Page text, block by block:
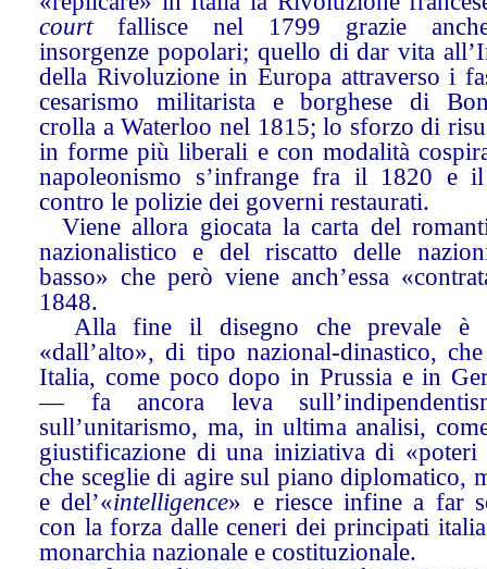
courtfallisce nel 1799 grazie
insorgenze popolari; quello di dar vita
della Rivoluzione in Europa attraverso i
cesarismo militarista e borghese di
crolla a Waterloo nel 1815; lo sforzo di
in forme più liberali e con modalità
napoleonismo s’infrange fra il 1820 e
contro le polizie dei governi restaurati.
Viene allora giocata la carta del
nazionalistico e del riscatto delle
basso» che però viene anch’essa
1848.
Alla fine il disegno che prevale è
«dall’alto», di tipo nazional-dinastico,
Italia, come poco dopo in Prussia e in
— fa ancora leva
sull’unitarismo, ma, in ultima analisi,
giustificazione di una iniziativa di
che sceglie di agire sul piano diplomatico,
e del’«intelligence» e riesce infine a far
con la forza dalle ceneri dei principati
monarchia nazionale e costituzionale.